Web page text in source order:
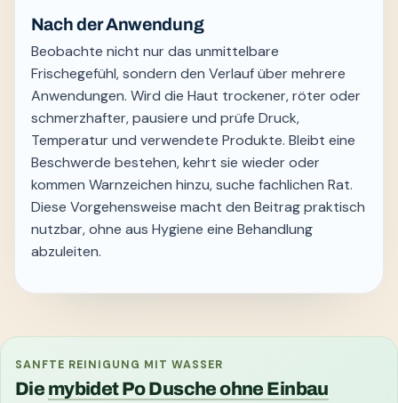
Nach der Anwendung
Beobachte nicht nur das unmittelbare
Frischegefühl, sondern den Verlauf über mehrere
Anwendungen. Wird die Haut trockener, röter oder
schmerzhafter, pausiere und prüfe Druck,
Temperatur und verwendete Produkte. Bleibt eine
Beschwerde bestehen, kehrt sie wieder oder
kommen Warnzeichen hinzu, suche fachlichen Rat.
Diese Vorgehensweise macht den Beitrag praktisch
nutzbar, ohne aus Hygiene eine Behandlung
abzuleiten.
SANFTE REINIGUNG MIT WASSER
Die mybidet Po Dusche ohne Einbau